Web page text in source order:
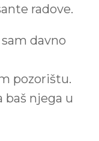
radove.
davno
pozorištu.
baš njega u